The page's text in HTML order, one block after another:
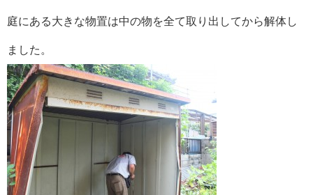
庭にある大きな物置は中の物を全て取り出してから解体し
ました。